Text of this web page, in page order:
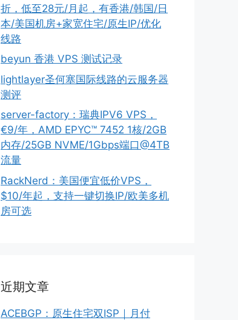
折，低至28元/月起，有香港/韩国/日
本/美国机房+家宽住宅/原生IP/优化
线路
beyun 香港 VPS 测试记录
lightlayer圣何塞国际线路的云服务器
测评
server-factory：瑞典IPV6 VPS，
€9/年，AMD EPYC™ 7452 1核/2GB
内存/25GB NVME/1Gbps端口@4TB
流量
RackNerd：美国便宜低价VPS，
$10/年起，支持一键切换IP/欧美多机
房可选
近期文章
ACEBGP：原生住宅双ISP｜月付